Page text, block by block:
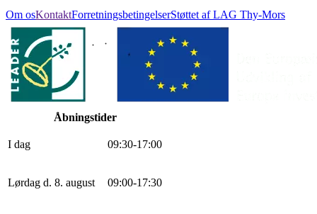
Om osKontaktForretningsbetingelserStøttet af LAG Thy-Mors
Åbningstider
I dag 09:30-17:00
Lørdag d. 8. august 09:00-17:30